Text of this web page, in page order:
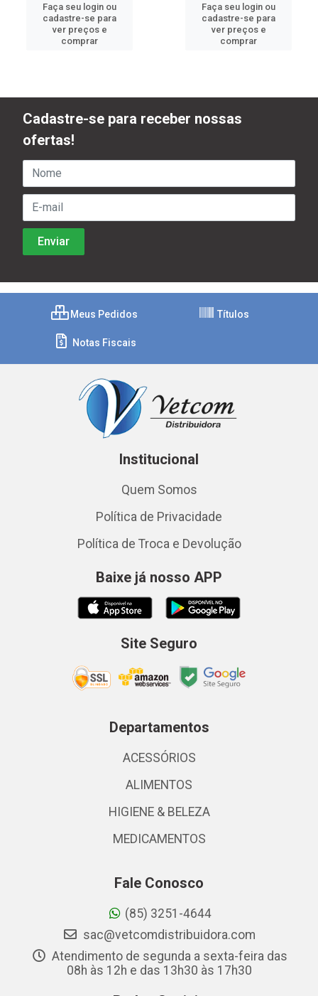
Faça seu login ou
cadastre-se para
ver preços e
comprar
Faça seu login ou
cadastre-se para
ver preços e
comprar
Cadastre-se para receber nossas
ofertas!
Meus Pedidos Títulos
Notas Fiscais
Institucional
Quem Somos
Política de Privacidade
Política de Troca e Devolução
Baixe já nosso APP
Site Seguro
Departamentos
ACESSÓRIOS
ALIMENTOS
HIGIENE & BELEZA
MEDICAMENTOS
Fale Conosco
(85) 3251-4644
sac@vetcomdistribuidora.com
Atendimento de segunda a sexta-feira das
08h às 12h e das 13h30 às 17h30